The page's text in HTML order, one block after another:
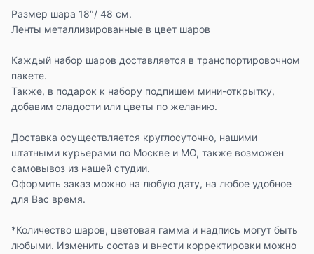
Размер шара 18″/ 48 см.
Ленты металлизированные в цвет шаров
Каждый набор шаров доставляется в транспортировочном
пакете.
Также, в подарок к набору подпишем мини-открытку,
добавим сладости или цветы по желанию.
Доставка осуществляется круглосуточно, нашими
штатными курьерами по Москве и МО, также возможен
самовывоз из нашей студии.
Оформить заказ можно на любую дату, на любое удобное
для Вас время.
*Количество шаров, цветовая гамма и надпись могут быть
любыми. Изменить состав и внести корректировки можно